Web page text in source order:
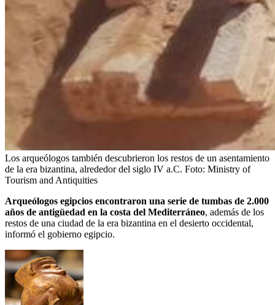
Los arqueólogos también descubrieron los restos de un asentamiento
de la era bizantina, alrededor del siglo IV a.C. Foto: Ministry of
Tourism and Antiquities
Arqueólogos egipcios encontraron una serie de tumbas de 2.000
años de antigüedad en la costa del Mediterráneo, además de los
restos de una ciudad de la era bizantina en el desierto occidental,
informó el gobierno egipcio.